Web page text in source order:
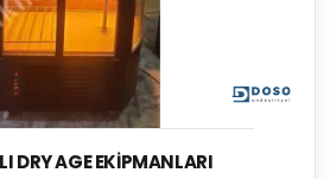
DRY AGE EKIPMANLARI